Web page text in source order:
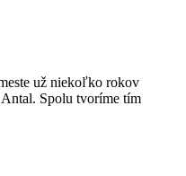
už niekoľko rokov
Spolu tvoríme tím